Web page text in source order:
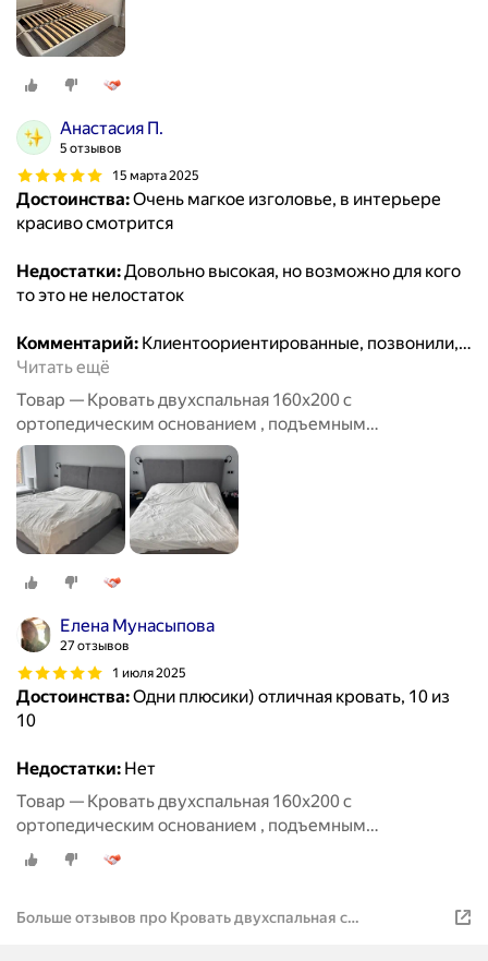
Анастасия П.
5 отзывов
15 марта 2025
Достоинства:Очень магкое изголовье, в интерьере
красиво смотрится
Недостатки:Довольно высокая, но возможно для кого
то это не нелостаток
Комментарий: Клиентоориентированные, позвонили,…
Читать ещё
Товар — Кровать двухспальная 160х200 с
ортопедическим основанием , подъемным
механизмом и бельевым ящиком
Елена Мунасыпова
27 отзывов
1 июля 2025
Достоинства:Одни плюсики) отличная кровать, 10 из
10
Недостатки: Нет
Товар — Кровать двухспальная 160х200 с
ортопедическим основанием , подъемным
механизмом и бельевым ящиком
Больше отзывов про Кровать двухспальная с